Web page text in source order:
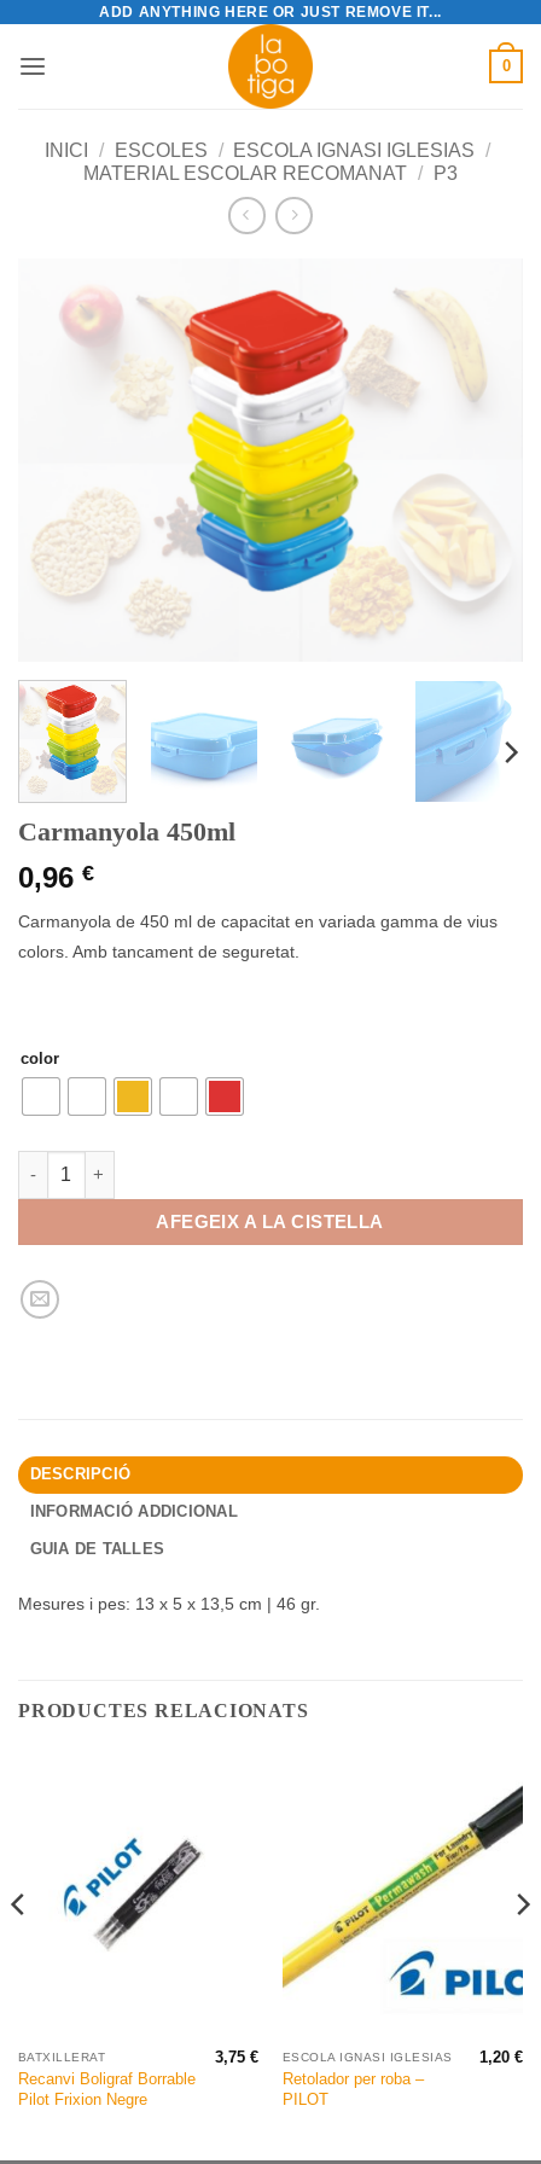
content
ADD ANYTHING HERE OR JUST REMOVE IT...
0
INICI / ESCOLES / ESCOLA IGNASI IGLESIAS /
MATERIAL ESCOLAR RECOMANAT / P3
Carmanyola 450ml
0,96 €
Carmanyola de 450 ml de capacitat en variada gamma de vius
colors. Amb tancament de seguretat.
color
quantitat de Carmanyola 450ml
AFEGEIX A LA CISTELLA
DESCRIPCIÓ
INFORMACIÓ ADDICIONAL
GUIA DE TALLES
Mesures i pes: 13 x 5 x 13,5 cm | 46 gr.
PRODUCTES RELACIONATS
BATXILLERAT
Recanvi Boligraf Borrable
Pilot Frixion Negre
3,75€ ESCOLA IGNASI IGLESIAS
Retolador per roba –
PILOT
1,20€